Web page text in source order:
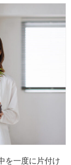
を一度に片付け